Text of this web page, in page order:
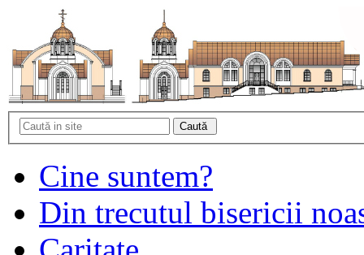
Cine suntem?
Din trecutul bisericii